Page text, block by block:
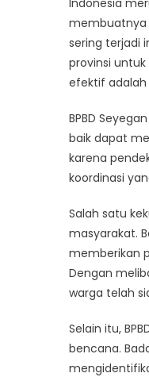
Indonesia
membuatnya
sering terjadi
provinsi
efektif adalah
BPBD
baik dapat
karena
koordinasi
Salah satu
masyarakat.
memberikan
Dengan
warga telah
Selain itu,
bencana.